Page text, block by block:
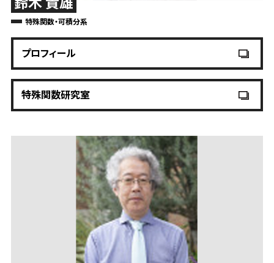
特殊関数・可積分系
プロフィール
特殊関数研究室